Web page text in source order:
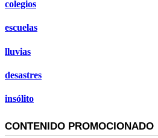
colegios
escuelas
lluvias
desastres
insólito